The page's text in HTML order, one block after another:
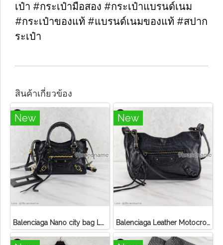
เป๋า #กระเป๋ามือสอง #กระเป๋าแบรนด์เนม
#กระเป๋าของแท้ #แบรนด์เนมของแท้ #สปาก
ระเป๋า
สินค้าเกี่ยวข้อง
New
Balenciaga Nano city bag Lamb
New
Balenciaga Leather Motocross classic hip crossbody bag